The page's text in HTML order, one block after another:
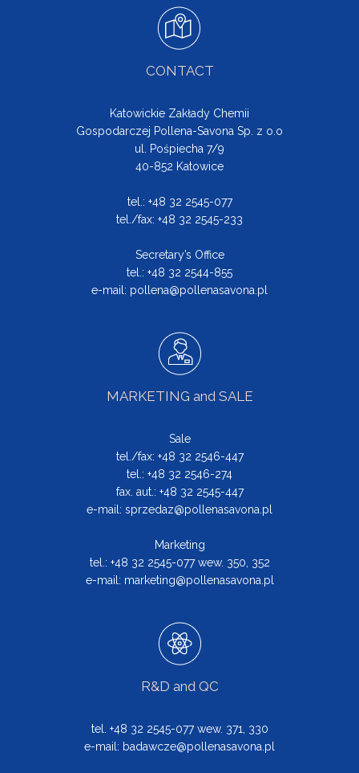
CONTACT
Katowickie Zakłady Chemii
Gospodarczej Pollena-Savona Sp. z o.o
ul. Pośpiecha 7/9
40-852 Katowice
tel.: +48 32 2545-077
tel./fax: +48 32 2545-233
Secretary’s Office
tel.: +48 32 2544-855
e-mail: pollena@pollenasavona.pl
MARKETING and SALE
Sale
tel./fax: +48 32 2546-447
tel.: +48 32 2546-274
fax. aut.: +48 32 2545-447
e-mail: sprzedaz@pollenasavona.pl
Marketing
tel.: +48 32 2545-077 wew. 350, 352
e-mail: marketing@pollenasavona.pl
R&D and QC
tel. +48 32 2545-077 wew. 371, 330
e-mail: badawcze@pollenasavona.pl